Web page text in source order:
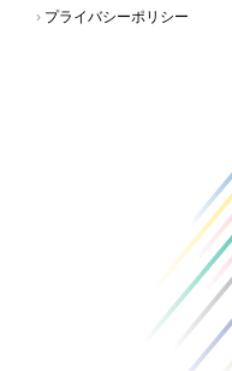
› プライバシーポリシー